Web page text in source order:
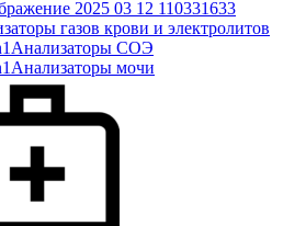
газов крови и электролитов
Анализаторы СОЭ
Анализаторы мочи